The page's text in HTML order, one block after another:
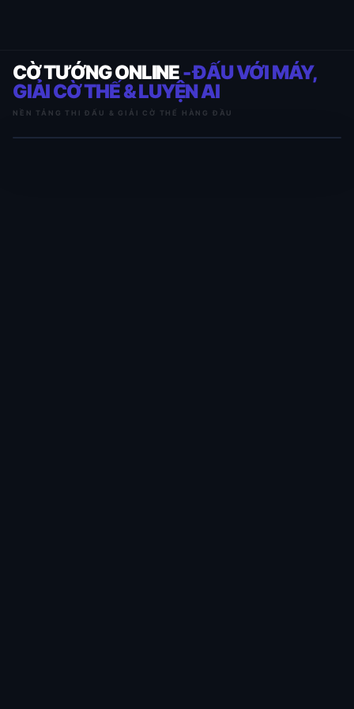
CỜ TƯỚNG ONLINE- ĐẤU VỚI MÁY,
GIẢI CỜ THẾ & LUYỆN AI
NỀN TẢNG THI ĐẤU & GIẢI CỜ THẾ HÀNG ĐẦU